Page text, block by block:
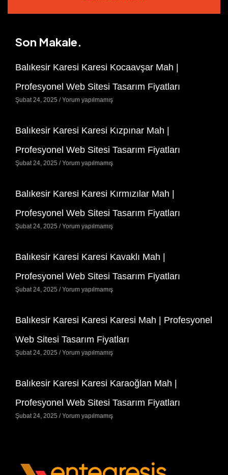
Son Makale.
Balıkesir Karesi Karesi Kocaavşar Mah |
Profesyonel Web Sitesi Tasarım Fiyatları
Şubat 24, 2025 Yorum yapılmamış
Balıkesir Karesi Karesi Kızpınar Mah |
Profesyonel Web Sitesi Tasarım Fiyatları
Şubat 24, 2025 Yorum yapılmamış
Balıkesir Karesi Karesi Kırmızılar Mah |
Profesyonel Web Sitesi Tasarım Fiyatları
Şubat 24, 2025 Yorum yapılmamış
Balıkesir Karesi Karesi Kavaklı Mah |
Profesyonel Web Sitesi Tasarım Fiyatları
Şubat 24, 2025 Yorum yapılmamış
Balıkesir Karesi Karesi Karesi Mah | Profesyonel
Web Sitesi Tasarım Fiyatları
Şubat 24, 2025 Yorum yapılmamış
Balıkesir Karesi Karesi Karaoğlan Mah |
Profesyonel Web Sitesi Tasarım Fiyatları
Şubat 24, 2025 Yorum yapılmamış